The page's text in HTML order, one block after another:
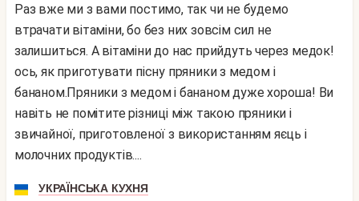
Раз вже ми з вами постимо, так чи не будемо
втрачати вітаміни, бо без них зовсім сил не
залишиться. А вітаміни до нас прийдуть через медок!
ось, як приготувати пісну пряники з медом і
бананом.Пряники з медом і бананом дуже хороша! Ви
навіть не помітите різниці між такою пряники і
звичайної, приготовленої з використанням яєць і
молочних продуктів....
УКРАЇНСЬКА КУХНЯ